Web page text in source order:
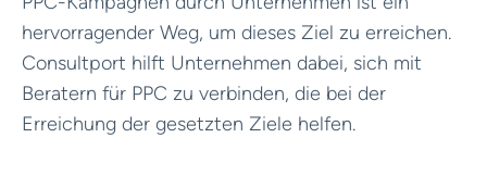
hervorragender Weg, um dieses Ziel zu erreichen.
Consultport hilft Unternehmen dabei, sich mit
Beratern für PPC zu verbinden, die bei der
Erreichung der gesetzten Ziele helfen.